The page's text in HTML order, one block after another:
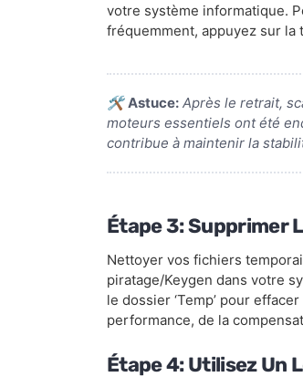
votre système informatique.
fréquemment, appuyez sur la
🛠️Astuce: Après le retrait,
moteurs essentiels ont été
contribue à maintenir la
Étape 3: Supprimer
Nettoyer vos fichiers
piratage/Keygen dans votre
le dossier ‘Temp’ pour
performance, de la
Étape 4: Utilisez Un